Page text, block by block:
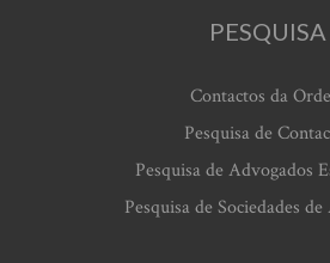
PESQUISA
Contactos da
Pesquisa de
Pesquisa de Advogados
Pesquisa de Sociedades